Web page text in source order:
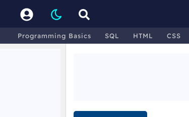
Programming Basics SQL HTML CSS